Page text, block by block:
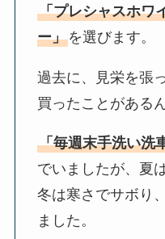
「プレシャスホワ
ー」を選びます。
過去に、見栄を張
買ったことがある
「毎週末手洗い洗
でいましたが、夏
冬は寒さでサボり
ました。